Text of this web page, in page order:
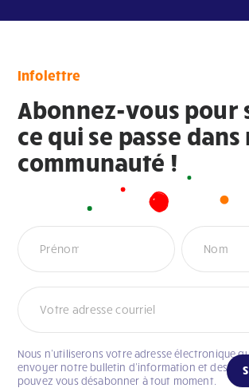
Infolettre
Abonnez-vous pour
ce qui se passe
communauté !
Infolettre
Nous n’utiliserons votre adresse électronique
envoyer notre bulletin d’information et des
pouvez vous désabonner à tout moment.